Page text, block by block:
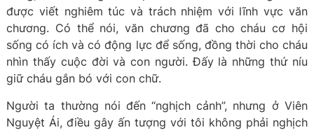
được viết nghiêm túc và trách nhiệm với lĩnh vực văn
chương. Có thể nói, văn chương đã cho cháu cơ hội
sống có ích và có động lực để sống, đồng thời cho cháu
nhìn thấy cuộc đời và con người. Đấy là những thứ níu
giữ cháu gắn bó với con chữ.
Người ta thường nói đến “nghịch cảnh”, nhưng ở Viên
Nguyệt Ái, điều gây ấn tượng với tôi không phải nghịch